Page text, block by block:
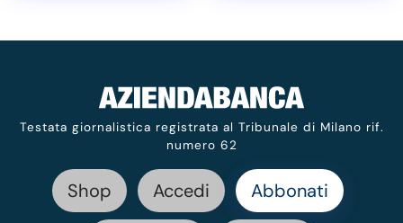
Testata giornalistica registrata al Tribunale di Milano rif.
numero 62
Shop Accedi Abbonati